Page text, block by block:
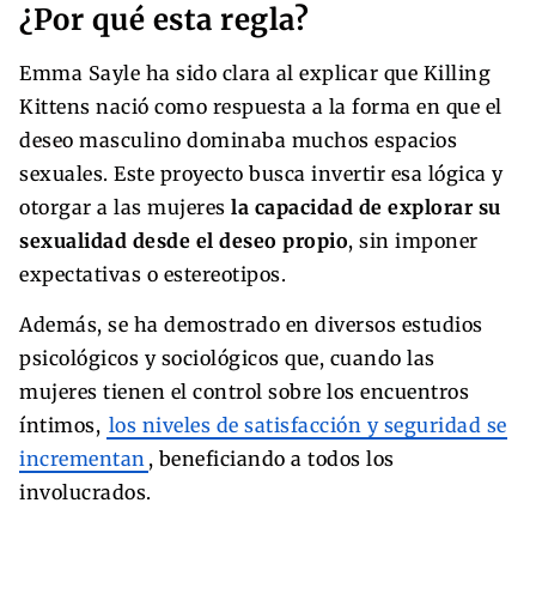
¿Por qué esta regla?
Emma Sayle ha sido clara al explicar que Killing
Kittens nació como respuesta a la forma en que el
deseo masculino dominaba muchos espacios
sexuales. Este proyecto busca invertir esa lógica y
otorgar a las mujeres la capacidad de explorar su
sexualidad desde el deseo propio, sin imponer
expectativas o estereotipos.
Además, se ha demostrado en diversos estudios
psicológicos y sociológicos que, cuando las
mujeres tienen el control sobre los encuentros
íntimos, los niveles de satisfacción y seguridad se
incrementan , beneficiando a todos los
involucrados.